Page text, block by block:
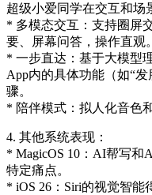
超级小爱同学在交互和场
* 多模态交互：支持圈屏
要、屏幕问答，操作直观。
* 一步直达：基于大模型
App内的具体功能（如“
骤。
* 陪伴模式：拟人化音色
4. 其他系统表现：
* MagicOS 10：AI帮写
特定痛点。
* iOS 26：Siri的视觉智